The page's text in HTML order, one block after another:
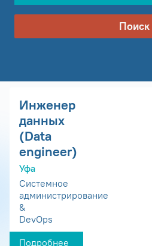
Поиск
Инженер
данных
(Data
engineer)
Уфа
Системное
администрирование
&
DevOps
Подробнее